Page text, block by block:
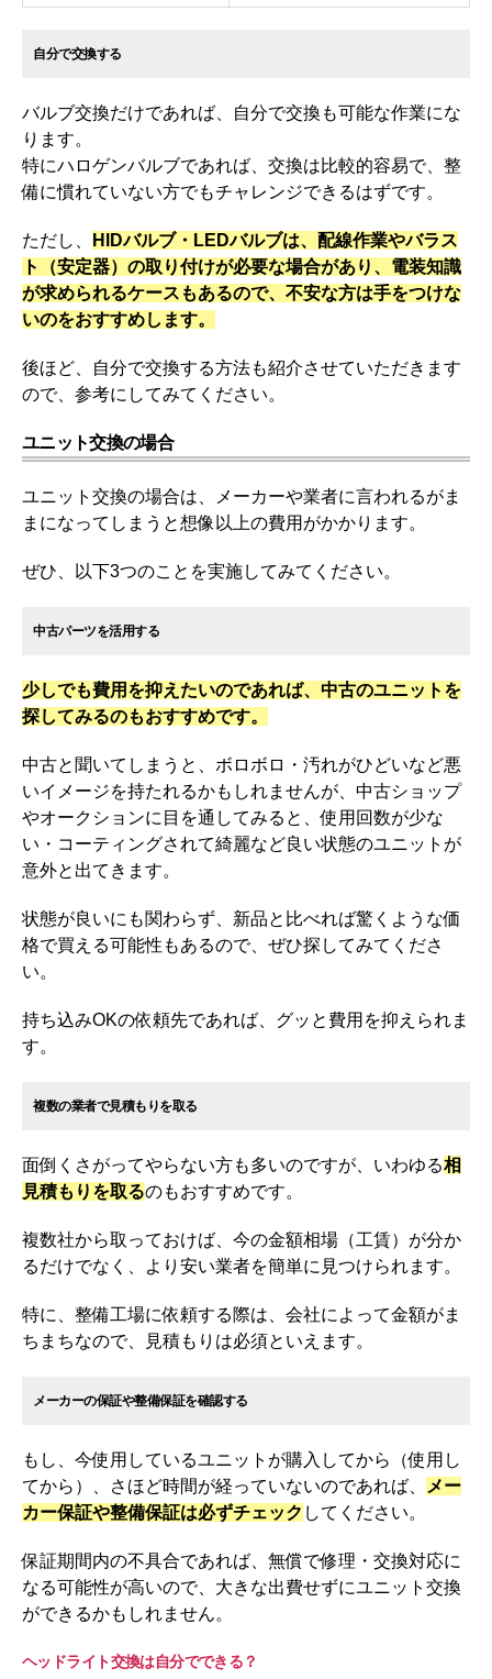
自分で交換する
バルブ交換だけであれば、自分で交換も可能な作業にな
ります。
特にハロゲンバルブであれば、交換は比較的容易で、整
備に慣れていない方でもチャレンジできるはずです。
ただし、
HIDバルブ・LEDバルブは、配線作業やバラス
ト（安定器）の取り付けが必要な場合があり、電装知識
が求められるケースもあるので、不安な方は手をつけな
いのをおすすめします。
後ほど、自分で交換する方法も紹介させていただきます
ので、参考にしてみてください。
ユニット交換の場合
ユニット交換の場合は、メーカーや業者に言われるがま
まになってしまうと想像以上の費用がかかります。
ぜひ、以下3つのことを実施してみてください。
中古パーツを活用する
少しでも費用を抑えたいのであれば、中古のユニットを
探してみるのもおすすめです。
中古と聞いてしまうと、ボロボロ・汚れがひどいなど悪
いイメージを持たれるかもしれませんが、中古ショップ
やオークションに目を通してみると、使用回数が少な
い・コーティングされて綺麗など良い状態のユニットが
意外と出てきます。
状態が良いにも関わらず、新品と比べれば驚くような価
格で買える可能性もあるので、ぜひ探してみてくださ
い。
持ち込みOKの依頼先であれば、グッと費用を抑えられま
す。
複数の業者で見積もりを取る
面倒くさがってやらない方も多いのですが、いわゆる相
見積もりを取るのもおすすめです。
複数社から取っておけば、今の金額相場（工賃）が分か
るだけでなく、より安い業者を簡単に見つけられます。
特に、整備工場に依頼する際は、会社によって金額がま
ちまちなので、見積もりは必須といえます。
メーカーの保証や整備保証を確認する
もし、今使用しているユニットが購入してから（使用し
てから）、さほど時間が経っていないのであれば、
メー
カー保証や整備保証は必ずチェック してください。
保証期間内の不具合であれば、無償で修理・交換対応に
なる可能性が高いので、大きな出費せずにユニット交換
ができるかもしれません。
ヘッドライト交換は自分でできる？